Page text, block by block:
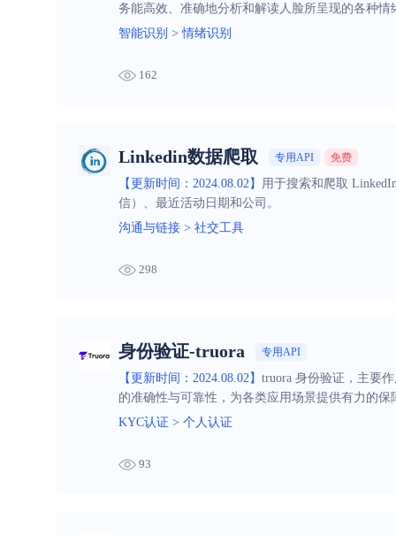
务能高效、准确地分析和解读人脸所呈现的各种情
智能识别 >情绪识别
162
Linkedin数据爬取 专用API 免费
【更新时间：2024.08.02】
用于搜索和爬取
信）、最近活动日期和公司。
沟通与链接 > 社交工具
298
身份验证-truora 专用API
【更新时间：2024.08.02】 truora 身份验证，主要
的准确性与可靠性，为各类应用场景提供有力的
KYC认证 > 个人认证
93